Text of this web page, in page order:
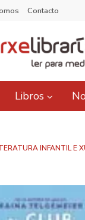
Contacto
Libros
INFANTIL E